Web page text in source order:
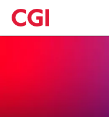
Skip
to
main